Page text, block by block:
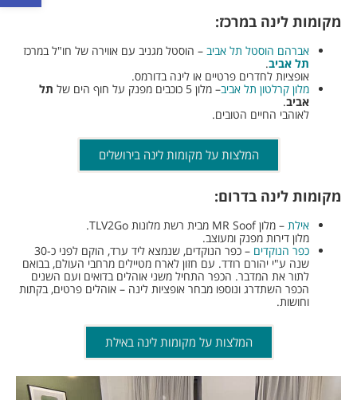
מקומות לינה במרכז:
אברהם הוסטל תל אביב – הוסטל מגניב עם אווירה של חו"ל במרכז
תל אביב.
אופציות לחדרים פרטיים או לינה בדורמס.
מלון קרלטון תל אביב– מלון 5 כוכבים מפנק על חוף הים של
תל
אביב.
לאוהבי החיים הטובים.
המלצות על מקומות לינה בירושלים
מקומות לינה בדרום:
אילת – מלון MR Soof מבית רשת מלונות TLV2Go.
מלון דירות מפנק ומעוצב.
כפר הנוקדים
– כפר הנוקדים, שנמצא ליד ערד, הוקם לפני כ-30
שנה ע"י יהורם רודד. עם חזון לארח מטיילים מרחבי העולם, בבואם
לתור את המדבר. הכפר התחיל משני אוהלים בדואים ועם השנים
הכפר השתדרג ונוספו מבחר אופציות לינה – אוהלים פרטים, בקתות
וחושות.
המלצות על מקומות לינה באילת